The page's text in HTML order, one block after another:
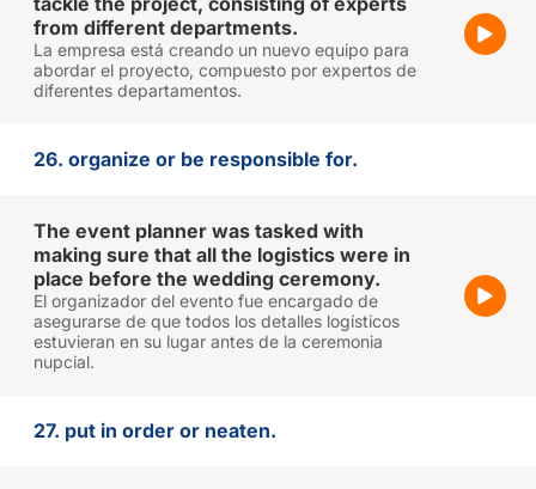
from different departments.
La empresa está creando un nuevo equipo para
abordar el proyecto, compuesto por expertos de
diferentes departamentos.
26. organize or be responsible for.
The event planner was tasked with
making sure that all the logistics were in
place before the wedding ceremony.
El organizador del evento fue encargado de
asegurarse de que todos los detalles logísticos
estuvieran en su lugar antes de la ceremonia
nupcial.
27. put in order or neaten.